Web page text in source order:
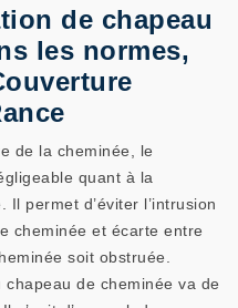
de chapeau
les normes,
de la cheminée, le
quant à la
permet d’éviter l’intrusion
cheminée et écarte entre
soit obstruée.
de cheminée va de